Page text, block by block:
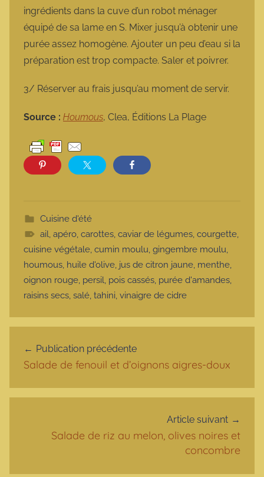
ingrédients dans la cuve d’un robot ménager
équipé de sa lame en S. Mixer jusqu’à obtenir une
purée assez homogène. Ajouter un peu d’eau si la
préparation est trop compacte. Saler et poivrer.
3/ Réserver au frais jusqu’au moment de servir.
Source : Houmous, Clea, Éditions La Plage
Cuisine d'été
ail, apéro, carottes, caviar de légumes, courgette,
cuisine végétale, cumin moulu, gingembre moulu,
houmous, huile d'olive, jus de citron jaune, menthe,
oignon rouge, persil, pois cassés, purée d'amandes,
raisins secs, salé, tahini, vinaigre de cidre
Publication précédente
Salade de fenouil et d’oignons aigres-doux
Article suivant
Salade de riz au melon, olives noires et
concombre